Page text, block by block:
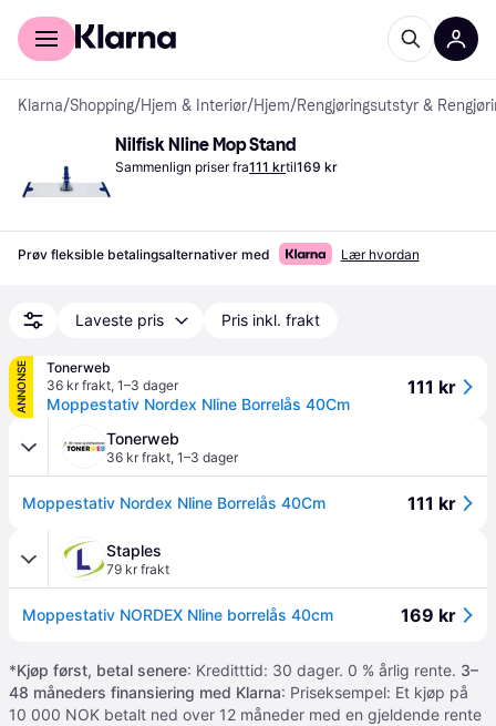
For kunder
Klarna/Shopping/Hjem & Interiør/Hjem/Rengjøringsutstyr &
Nilfisk Nline Mop Stand
Sammenlign priser fra111 krtil169 kr
Prøv fleksible betalingsalternativer med Lær hvordan
Laveste pris Pris inkl. frakt
ANNONSE
Tonerweb
36 kr frakt, 1–3 dager
Moppestativ Nordex Nline Borrelås 40Cm
111 kr
Tonerweb
36 kr frakt, 1–3 dager
Moppestativ Nordex Nline Borrelås 40Cm 111 kr
Staples
79 kr frakt
Moppestativ NORDEX Nline borrelås 40cm 169 kr
*Kjøp først, betal senere: Kreditttid: 30 dager. 0 % årlig rente. 3–
48 måneders finansiering med Klarna: Priseksempel: Et kjøp på
10 000 NOK betalt ned over 12 måneder med en gjeldende rente